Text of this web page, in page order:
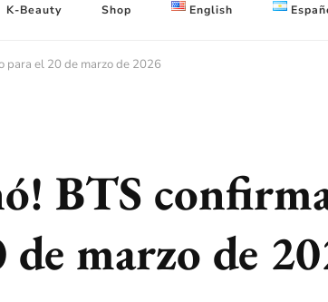
K-Beauty Shop English
para el 20 de marzo de 2026
BTS
de marzo de